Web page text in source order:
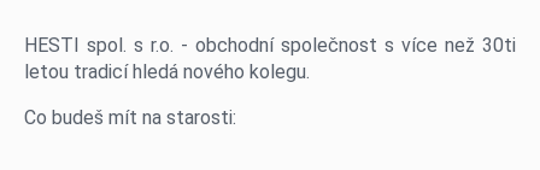
VW Servis
HESTI spol. s r.o. - obchodní společnost s více než 30ti
letou tradicí hledá nového kolegu.
Co budeš mít na starosti: